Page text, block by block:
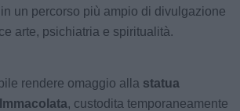
in un percorso più ampio di divulgazione
arte, psichiatria e spiritualità.
rendere omaggio alla statua
, custodita temporaneamente